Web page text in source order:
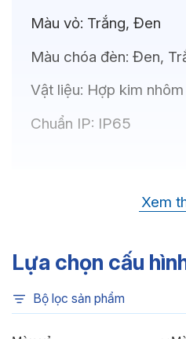
Màu vỏ: Trắng, Đen
Màu chóa đèn: Đen,
Vật liệu: Hợp kim nhôm
Chuẩn IP: IP65
CREE(USA)
Nhiệt độ màu:6500K,
3000K
Chỉ số hoàn màu:
Xem
Lựa chọn cấu
Bộ lọc sản phẩm